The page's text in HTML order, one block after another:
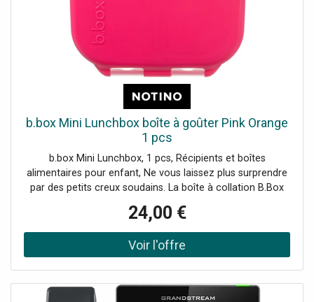
b.box Mini Lunchbox boîte à goûter Pink Orange
1 pcs
b.box Mini Lunchbox, 1 pcs, Récipients et boîtes
alimentaires pour enfant, Ne vous laissez plus surprendre
par des petits creux soudains. La boîte à collation B.Box
toujours avoir à portée de main. Préparez votre collation
préférée et soyez certain(e) de ne plus jamais être
surpris(e) par la faim. Le produit : couvercle étanche pour
éviter les fuites avec cloison de séparation du contenu à
pour une collation idéal pour les déplacements facile à
24,00 €